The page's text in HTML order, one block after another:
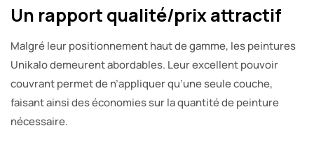
Un rapport qualité/prix attractif
Malgré leur positionnement haut de gamme, les peintures
Unikalo demeurent abordables. Leur excellent pouvoir
couvrant permet de n’appliquer qu’une seule couche,
faisant ainsi des économies sur la quantité de peinture
nécessaire.